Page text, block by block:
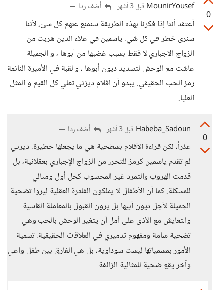
0
MounirYousef قبل 3 أشهر أضف ردا
أعتقد أننا إذا فكرنا بهذه الطريقة سنمنع عنهم كل شئ، لأننا
سنرى خطر في كل شي. ياسمين في علاء الدين هربت من
الزواج الاجباري لا فقط بسبب غضبها من أبوها ، و الجميلة
عاشت مع الوحش لتسديد ديون أبوها ، والقبة في الأميرة النائمة
رمز الحب الحقيقي. يبدو أن افلام ديزني تعلي كل القيم و المثل
العليا.
0
Habeba_Sadoun قبل 3 أشهر أضف ردا
عذراً، لكن قراءة الأفلام بسطحية هي ما يجعلها خطيرة. ديزني
لم تقدم ياسمين كرمز للتحرر من الزواج الإجباري بعقلانية، بل
قدمت الهروب والتمرد غير المحسوب كحل أول ومثالي
للمشكلة. كما أن الأطفال لا يملكون الفلترة العقلية ليروا تضحية
الجميلة لأجل ديون أبيها بل يرون القبول بالمعاملة القاسية
والتعايش مع الأذى على أمل أن يتغير الوحش بالحب وهي
تضحية سامة ومفهوم تدميري في العلاقات الحقيقية. تسمية
الأمور بمسمياتها ليست سوداوية، بل هي الفارق بين طفل واعي
وآخر يقع ضحية للمثالية الزائفة